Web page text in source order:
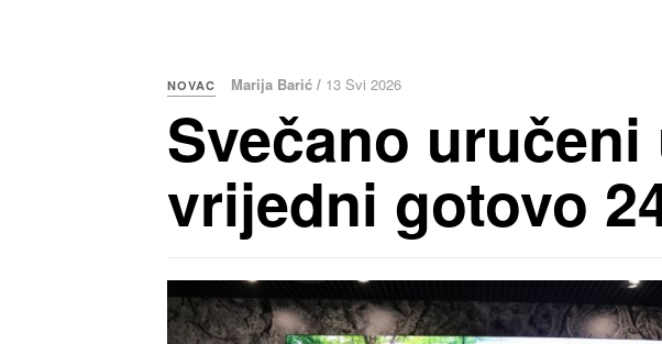
NOVAC Marija Barić / 13 Svi 2026
Svečano
vrijedni gotovo